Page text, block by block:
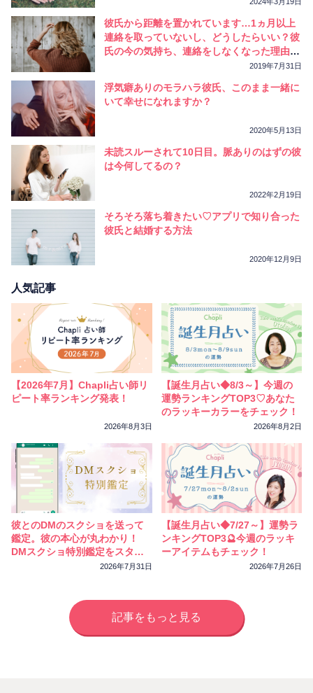
彼氏から距離を置かれています…1ヵ月以上
連絡を取っていないし、どうしたらいい？彼
氏の今の気持ち、連絡をしなくなった理由を
2019年7月31日
浮気癖ありのモラハラ彼氏、このまま一緒に
いて幸せになれますか？
2020年5月13日
未読スルーされて10日目。脈ありのはずの彼
は今何してるの？
2022年2月19日
そろそろ落ち着きたい♡アプリで知り合った
彼氏と結婚する方法
2020年12月9日
人気記事
【2026年7月】Chapli占い師リ
ピート率ランキング発表！
2026年8月3日
【誕生月占い◆8/3～】今週の
運勢ランキングTOP3♡あなた
のラッキーカラーをチェック！
2026年8月2日
彼とのDMのスクショを送って
鑑定。彼の本心が丸わかり！
DMスクショ特別鑑定をスター
2026年7月31日
【誕生月占い◆7/27～】運勢ラ
ンキングTOP3🔮今週のラッキ
ーアイテムもチェック！
2026年7月26日
記事をもっと見る